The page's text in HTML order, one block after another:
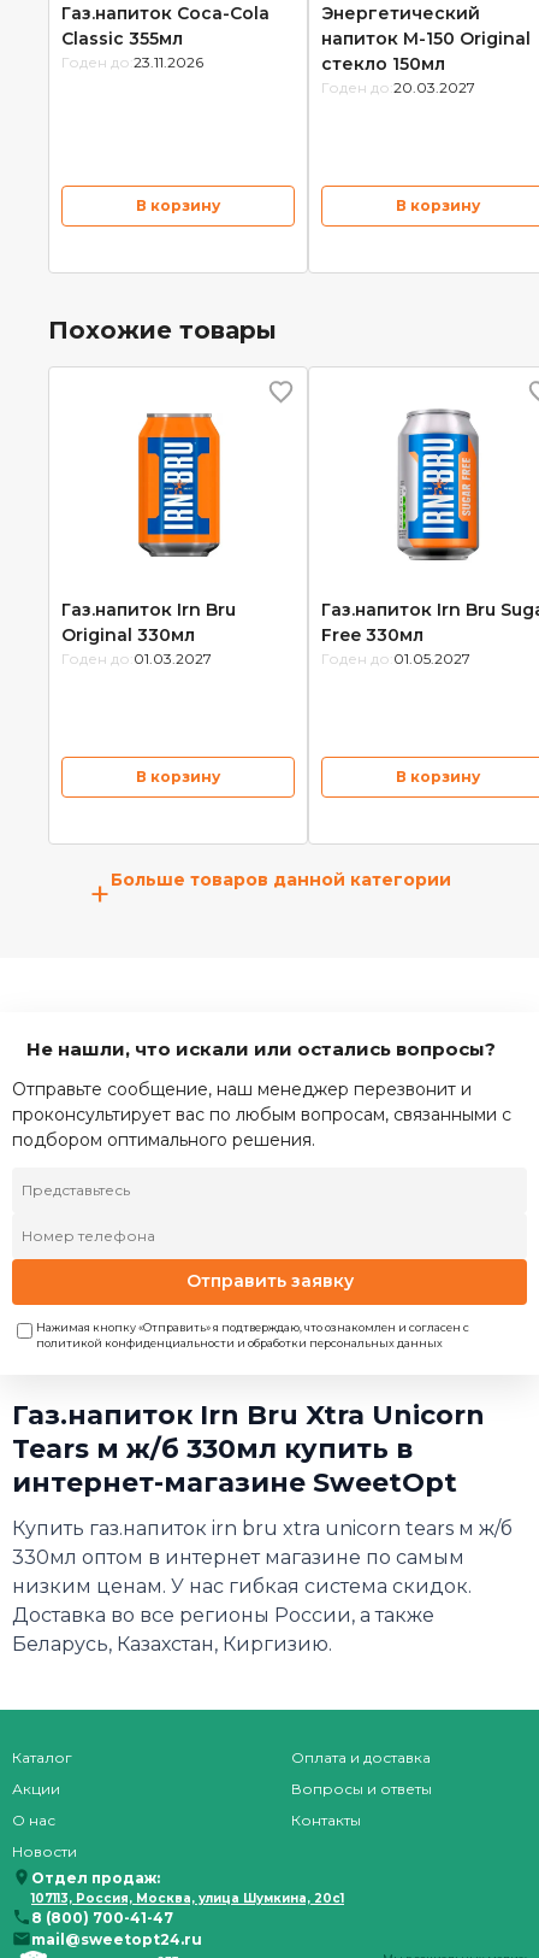
Газ.напиток Coca-Cola
Classic 355мл
Годен до: 23.11.2026
В корзину
Энергетический
напиток М-150 Original
стекло 150мл
Годен до: 20.03.2027
В корзину
Похожие товары
Газ.напиток Irn Bru
Original 330мл
Годен до: 01.03.2027
В корзину
Газ.напиток Irn Bru
Free 330мл
Годен до: 01.05.2027
В корзину
+Больше товаров данной категории
Не нашли, что искали или остались вопросы?
Отправьте сообщение, наш менеджер перезвонит и
проконсультирует вас по любым вопросам, связанными с
подбором оптимального решения.
Отправить заявку
Нажимая кнопку «Отправить» я подтверждаю, что ознакомлен и согласен с
политикой конфиденциальности и обработки персональных данных
Газ.напиток Irn Bru Xtra Unicorn
Tears м ж/б 330мл купить в
интернет-магазине SweetOpt
Купить газ.напиток irn bru xtra unicorn tears м ж/б
330мл оптом в интернет магазине по самым
низким ценам. У нас гибкая система скидок.
Доставка во все регионы России, а также
Беларусь, Казахстан, Киргизию.
Каталог
Акции
О нас
Новости
Оплата и доставка
Вопросы и ответы
Контакты
Отдел продаж:
107113, Россия, Москва, улица Шумкина, 20с1
8 (800) 700-41-47
mail@sweetopt24.ru